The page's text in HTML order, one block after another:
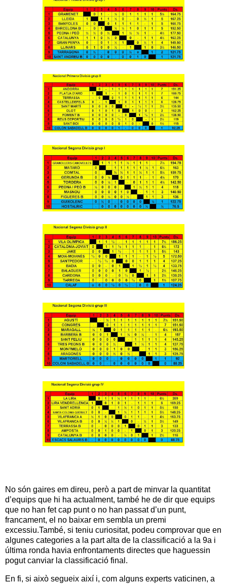
No són gaires em direu, però a part de minvar la quantitat
d’equips que hi ha actualment, també he de dir que equips
que no han fet cap punt o no han passat d’un punt,
francament, el no baixar em sembla un premi
excessiu.També, si teniu curiositat, podeu comprovar que en
algunes categories a la part alta de la classificació a la 9a i
última ronda havia enfrontaments directes que haguessin
pogut canviar la classificació final.
En fi, si això segueix així i, com alguns experts vaticinen, a